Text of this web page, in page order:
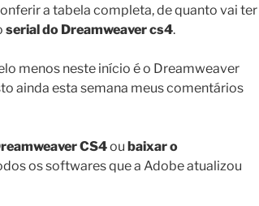
a tabela completa, de quanto vai ter
serial do Dreamweaver cs4.
menos neste início é o Dreamweaver
ainda esta semana meus comentários
CS4ou baixar o
os softwares que a Adobe atualizou